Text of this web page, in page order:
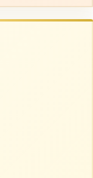
близок. Кого-
как будто
говорит о
что
но и крест